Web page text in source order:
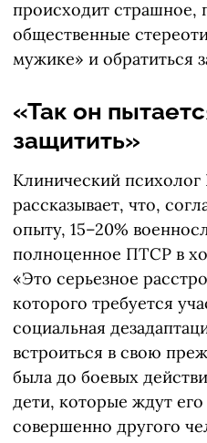
происходит страшное,
общественные
мужике» и обратиться
«Так он
защитить»
Клинический психолог
рассказывает, что,
опыту, 15–20%
полноценное ПТСР в
«Это серьезное
которого требуется
социальная
встроиться в свою
была до боевых
дети, которые ждут
совершенно другого